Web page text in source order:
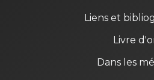
Liens et
Livre
Dans les